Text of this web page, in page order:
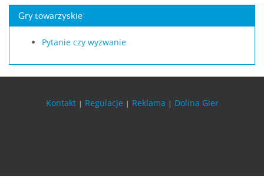
Gry towarzyskie
Pytanie czy wyzwanie
Kontakt | Regulacje | Reklama | Dolina Gier